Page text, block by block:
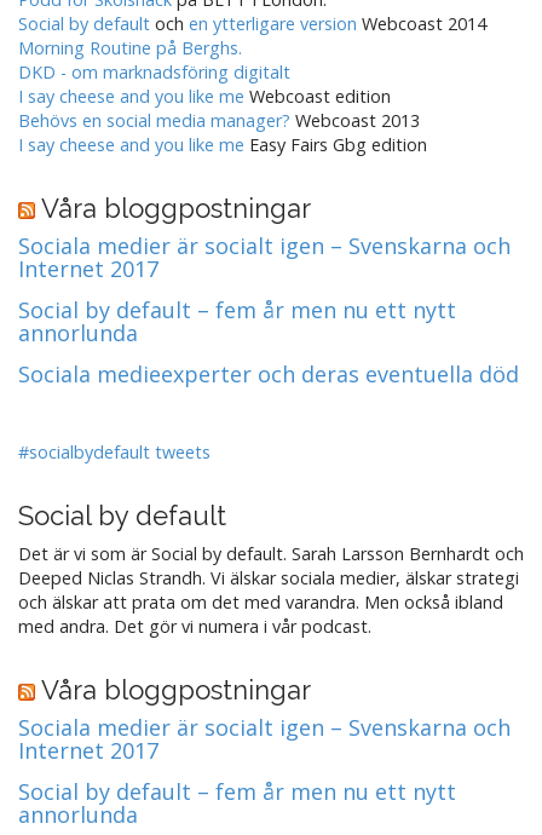
Social by default och en ytterligare version Webcoast 2014
Morning Routine på Berghs.
DKD - om marknadsföring digitalt
I say cheese and you like me Webcoast edition
Behövs en social media manager? Webcoast 2013
I say cheese and you like me Easy Fairs Gbg edition
Våra bloggpostningar
Sociala medier är socialt igen – Svenskarna och
Internet 2017
Social by default – fem år men nu ett nytt
annorlunda
Sociala medieexperter och deras eventuella död
#socialbydefault tweets
Social by default
Det är vi som är Social by default. Sarah Larsson Bernhardt och
Deeped Niclas Strandh. Vi älskar sociala medier, älskar strategi
och älskar att prata om det med varandra. Men också ibland
med andra. Det gör vi numera i vår podcast.
Våra bloggpostningar
Sociala medier är socialt igen – Svenskarna och
Internet 2017
Social by default – fem år men nu ett nytt
annorlunda